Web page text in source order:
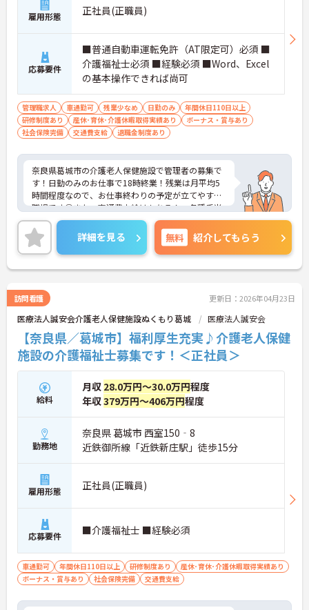
雇用形態 正社員(正職員)
応募要件
■普通自動車運転免許（AT限定可）必須 ■
介護福祉士必須 ■経験必須 ■Word、Excel
の基本操作できれば尚可
管理職求人 車通勤可 残業少なめ 日勤のみ
年間休日110日以上
研修制度あり
産休･育休･介護休暇取得実績あり
ボーナス・賞与あり
社会保険完備
交通費支給 退職金制度あり
奈良県葛城市の介護老人保健施設で管理者の募集で
す！日勤のみのお仕事で18時終業！残業は月平均5
時間程度なので、お仕事終わりの予定が立てやすい
職場です◎また、交通費支給はもちろん、各種手当
や昇給・賞与ありで待遇面もばっちり！あなたの頑
張りがしっかり評価されます♪ご興味のある方は面
接ポイントをお伝えしますので、お気軽にご連絡く
ださい！
詳細を見る 無料 紹介してもらう
訪問看護 更新日：2026年04月23日
医療法人誠安会介護老人保健施設ぬくもり葛城 医療法人誠安会
【奈良県／葛城市】福利厚生充実♪介護老人保健
施設の介護福祉士募集です！＜正社員＞
給料
月収 28.0万円～30.0万円程度
年収379万円～406万円程度
勤務地
奈良県 葛城市 西室150‐8
近鉄御所線「近鉄新庄駅」徒歩15分
雇用形態 正社員(正職員)
応募要件 ■介護福祉士 ■経験必須
車通勤可 年間休日110日以上 研修制度あり
産休･育休･介護休暇取得実績あり
ボーナス・賞与あり
社会保険完備 交通費支給